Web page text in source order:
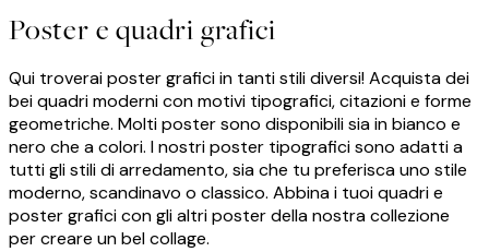
Poster e quadri grafici
Qui troverai poster grafici in tanti stili diversi! Acquista dei
bei quadri moderni con motivi tipografici, citazioni e forme
geometriche. Molti poster sono disponibili sia in bianco e
nero che a colori. I nostri poster tipografici sono adatti a
tutti gli stili di arredamento, sia che tu preferisca uno stile
moderno, scandinavo o classico. Abbina i tuoi quadri e
poster grafici con gli altri poster della nostra collezione
per creare un bel collage.